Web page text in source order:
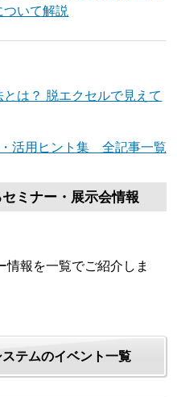
いて解説
は？ 脱エクセルで見えて
活用ヒント集 全記事一覧
ミナー・展示会情報
情報を一覧でご紹介しま
テムのイベント一覧